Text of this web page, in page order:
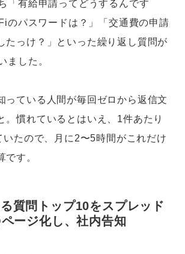
「有給申請ってどうするんです
のパスワードは？」「交通費の申請
たっけ？」といった繰り返し質問が
ました。
っている人間が毎回ゼロから返信文
。慣れているとはいえ、1件あたり
たので、月に2〜5時間がこれだけ
です。
質問トップ10をスプレッド
ージ化し、社内告知